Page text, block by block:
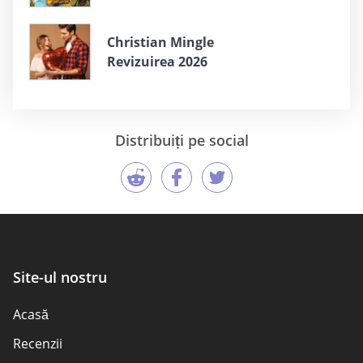
Christian Mingle
Revizuirea 2026
Distribuiți pe social
Site-ul nostru
Acasă
Recenzii